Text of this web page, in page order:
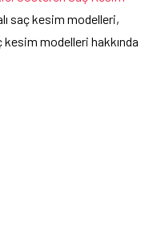
saç kesim modelleri,
modelleri hakkında